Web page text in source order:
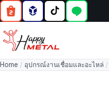
Home / อุปกรณ์งานเชื่อมและอะไหล่ /